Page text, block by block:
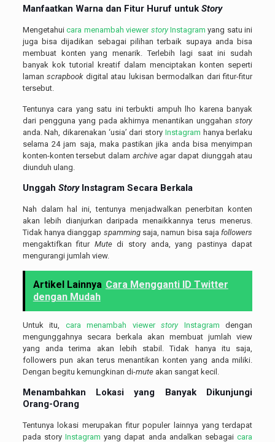
Manfaatkan Warna dan Fitur Huruf untuk Story
Mengetahuicara menambah viewer storyInstagram yang satu ini
juga bisa dijadikan sebagai pilihan terbaik supaya anda bisa
membuat konten yang menarik. Terlebih lagi saat ini sudah
banyak kok tutorial kreatif dalam menciptakan konten seperti
lamanscrapbook digital atau lukisan bermodalkan dari fitur-fitur
tersebut.
Tentunya cara yang satu ini terbukti ampuh lho karena banyak
dari pengguna yang pada akhirnya menantikan unggahanstory
anda. Nah, dikarenakan ‘usia’ dari story Instagram hanya berlaku
selama 24 jam saja, maka pastikan jika anda bisa menyimpan
konten-konten tersebut dalam archive agar dapat diunggah atau
diunduh ulang.
Unggah Story InstagramSecara Berkala
Nah dalam hal ini, tentunya menjadwalkan penerbitan konten
akan lebih dianjurkan daripada menaikkannya terus menerus.
Tidak hanya dianggap spamming saja, namun bisa sajafollowers
mengaktifkan fitur Mutedi story anda, yang pastinya dapat
mengurangi jumlah view.
Artikel Lainnya Cara Mengganti ID Twitter
dengan Mudah
Untuk itu, cara menambah viewerstoryInstagram dengan
mengunggahnya secara berkala akan membuat jumlah view
yang anda terima akan lebih stabil. Tidak hanya itu saja,
followers pun akan terus menantikan konten yang anda miliki.
Dengan begitu kemungkinan di-mute akan sangat kecil.
Menambahkan Lokasi yang Banyak Dikunjungi
Orang-Orang
Tentunya lokasi merupakan fitur populer lainnya yang terdapat
pada storyInstagram yang dapat anda andalkan sebagaicara